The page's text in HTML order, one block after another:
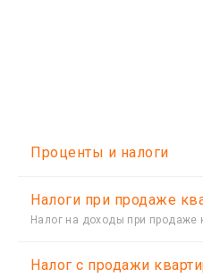
Проценты и налоги
Налоги при продаже
Налог на доходы при продаже
Налог с продажи